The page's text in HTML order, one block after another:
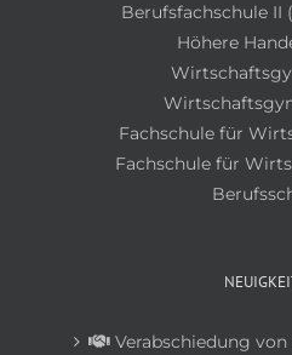
Berufsfachschule II
Höhere
Fachschule für
Fachschule für
Verabschiedung von